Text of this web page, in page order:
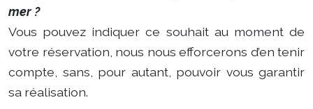
mer ?
Vous pouvez indiquer ce souhait au moment de
votre réservation, nous nous efforcerons d’en tenir
compte, sans, pour autant, pouvoir vous garantir
sa réalisation.